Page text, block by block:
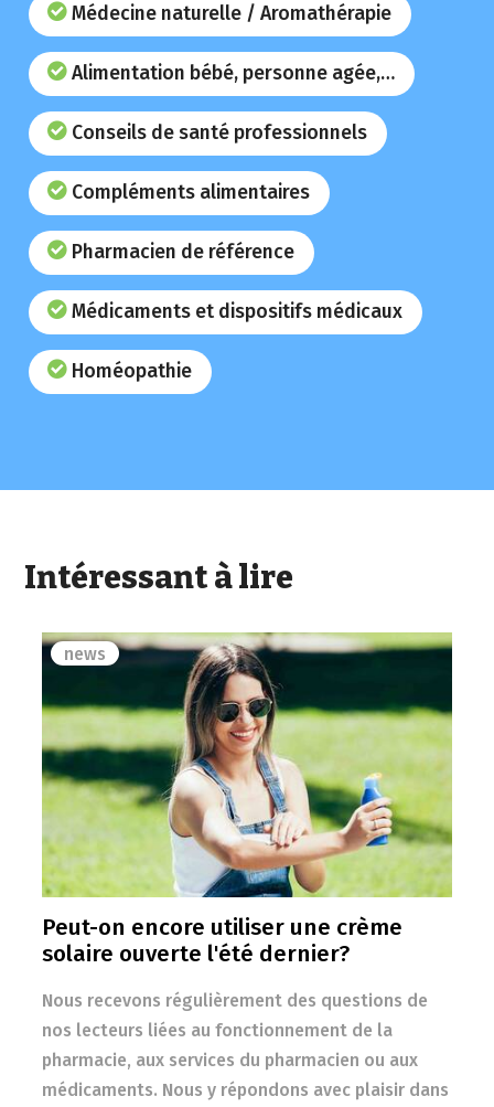
Médecine naturelle / Aromathérapie
Alimentation bébé, personne agée,…
Conseils de santé professionnels
Compléments alimentaires
Pharmacien de référence
Médicaments et dispositifs médicaux
Homéopathie
Intéressant à lire
news
Peut-on encore utiliser une crème
solaire ouverte l'été dernier?
Nous recevons régulièrement des questions de
nos lecteurs liées au fonctionnement de la
pharmacie, aux services du pharmacien ou aux
médicaments. Nous y répondons avec plaisir dans